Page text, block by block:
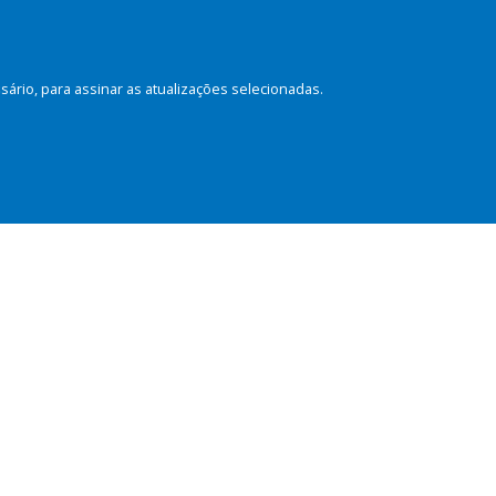
para assinar as atualizações selecionadas.